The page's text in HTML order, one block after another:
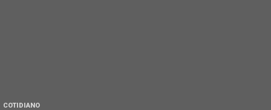
COTIDIANO